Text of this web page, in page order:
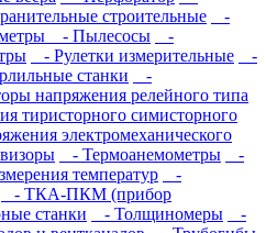
строительные
-
- Пылесосы
-
- Рулетки измерительные
-
станки
-
напряжения релейного типа
тиристорного симисторного
электромеханического
- Термоанемометры
-
температур
-
- ТКА-ПКМ (прибор
станки - Толщиномеры
-